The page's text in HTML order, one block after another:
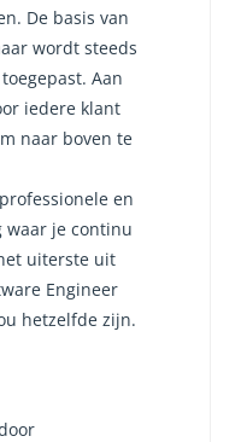
De basis van
wordt steeds
Aan
iedere klant
naar boven te
en
waar je continu
uiterste uit
Engineer
hetzelfde zijn.